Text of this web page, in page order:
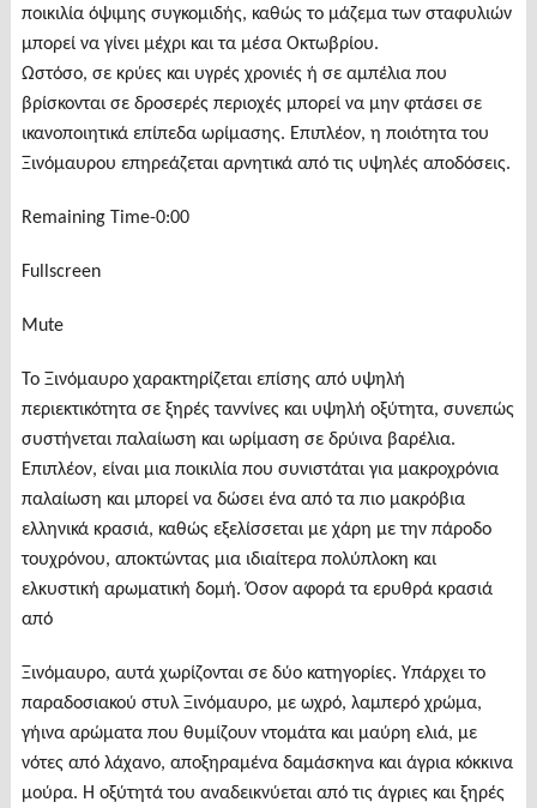
ποικιλία όψιμης συγκομιδής, καθώς το μάζεμα των σταφυλιών
μπορεί να γίνει μέχρι και τα μέσα Οκτωβρίου.
Ωστόσο, σε κρύες και υγρές χρονιές ή σε αμπέλια που
βρίσκονται σε δροσερές περιοχές μπορεί να μην φτάσει σε
ικανοποιητικά επίπεδα ωρίμασης. Επιπλέον, η ποιότητα του
Ξινόμαυρου επηρεάζεται αρνητικά από τις υψηλές αποδόσεις.
Remaining Time-0:00
Fullscreen
Mute
Το Ξινόμαυρο χαρακτηρίζεται επίσης από υψηλή
περιεκτικότητα σε ξηρές ταννίνες και υψηλή οξύτητα, συνεπώς
συστήνεται παλαίωση και ωρίμαση σε δρύινα βαρέλια.
Επιπλέον, είναι μια ποικιλία που συνιστάται για μακροχρόνια
παλαίωση και μπορεί να δώσει ένα από τα πιο μακρόβια
ελληνικά κρασιά, καθώς εξελίσσεται με χάρη με την πάροδο
τουχρόνου, αποκτώντας μια ιδιαίτερα πολύπλοκη και
ελκυστική αρωματική δομή. Όσον αφορά τα ερυθρά κρασιά
από
Ξινόμαυρο, αυτά χωρίζονται σε δύο κατηγορίες. Υπάρχει το
παραδοσιακού στυλ Ξινόμαυρο, με ωχρό, λαμπερό χρώμα,
γήινα αρώματα που θυμίζουν ντομάτα και μαύρη ελιά, με
νότες από λάχανο, αποξηραμένα δαμάσκηνα και άγρια κόκκινα
μούρα. Η οξύτητά του αναδεικνύεται από τις άγριες και ξηρές